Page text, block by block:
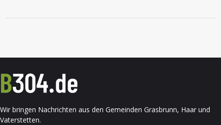
Wir bringen Nachrichten aus den Gemeinden Grasbrunn, Haar und
Vaterstetten.